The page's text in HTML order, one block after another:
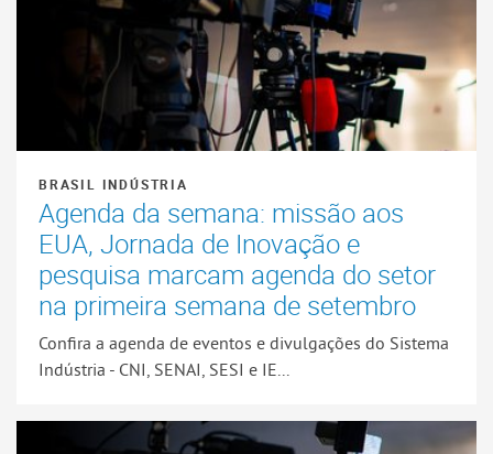
BRASIL INDÚSTRIA
Agenda da semana: missão aos
EUA, Jornada de Inovação e
pesquisa marcam agenda do setor
na primeira semana de setembro
Confira a agenda de eventos e divulgações do Sistema
Indústria - CNI, SENAI, SESI e IE...